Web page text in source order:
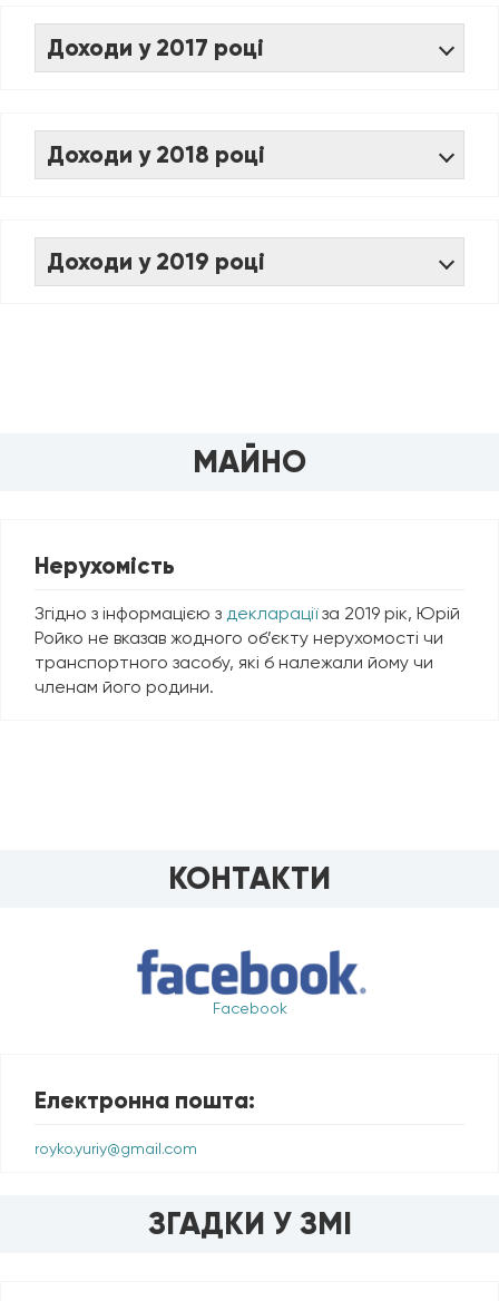
Доходи у 2017 році
Доходи у 2018 році
Доходи у 2019 році
МАЙНО
Нерухомість
Згідно з інформацією з деклараціїза 2019 рік, Юрій
Ройко не вказав жодного об’єкту нерухомості чи
транспортного засобу, які б належали йому чи
членам його родини.
КОНТАКТИ
Facebook
Електронна пошта:
royko.yuriy@gmail.com
ЗГАДКИ У ЗМІ